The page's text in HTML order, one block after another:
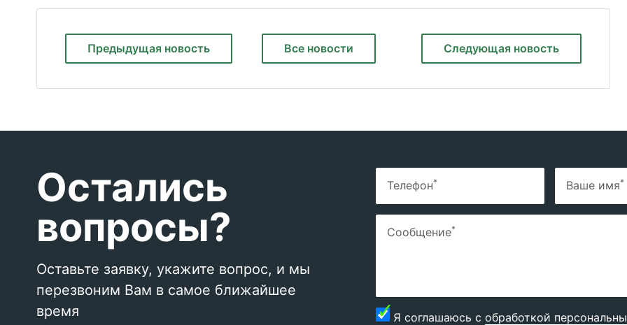
Предыдущая новость Следующая новость
Все новости
Остались
вопросы?
Оставьте заявку, укажите вопрос, и мы
перезвоним Вам в самое ближайшее
время
Телефон* Ваше имя*
Сообщение*
Я соглашаюсь с обработкой